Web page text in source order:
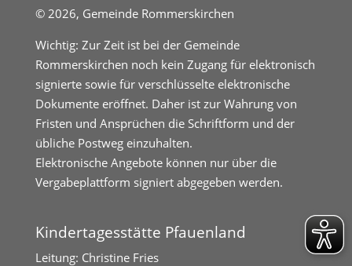
© 2026, Gemeinde Rommerskirchen
Wichtig: Zur Zeit ist bei der Gemeinde
Rommerskirchen noch kein Zugang für elektronisch
signierte sowie für verschlüsselte elektronische
Dokumente eröffnet. Daher ist zur Wahrung von
Fristen und Ansprüchen die Schriftform und der
übliche Postweg einzuhalten.
Elektronische Angebote können nur über die
Vergabeplattform signiert abgegeben werden.
Kindertagesstätte Pfauenland
Leitung: Christine Fries